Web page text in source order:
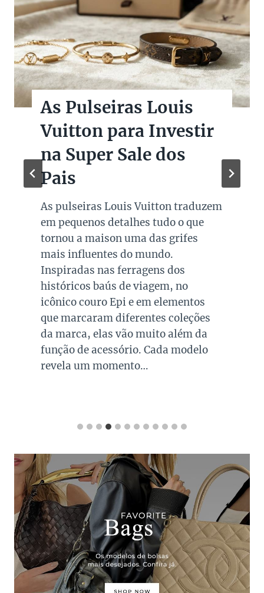
As Pulseiras Louis
Vuitton para Investir
na Super Sale dos
Pais
As pulseiras Louis Vuitton traduzem
em pequenos detalhes tudo o que
tornou a maison uma das grifes
mais influentes do mundo.
Inspiradas nas ferragens dos
históricos baús de viagem, no
icônico couro Epi e em elementos
que marcaram diferentes coleções
da marca, elas vão muito além da
função de acessório. Cada modelo
revela um momento…